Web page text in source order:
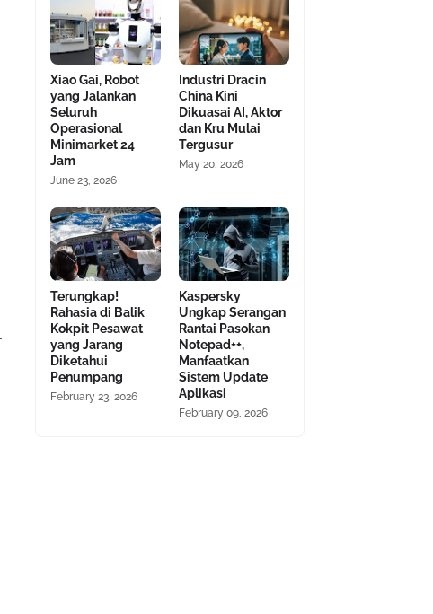
Xiao Gai, Robot
yang Jalankan
Seluruh
Operasional
Minimarket 24
Jam
June 23, 2026
Industri Dracin
China Kini
Dikuasai AI, Aktor
dan Kru Mulai
Tergusur
May 20, 2026
Terungkap!
Rahasia di Balik
Kokpit Pesawat
yang Jarang
Diketahui
Penumpang
February 23, 2026
Kaspersky
Ungkap Serangan
Rantai Pasokan
Notepad++,
Manfaatkan
Sistem Update
Aplikasi
February 09, 2026